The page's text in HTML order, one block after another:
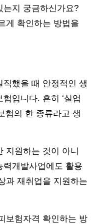
는지 궁금하신가요?
게 확인하는 방법을
했을 때 안정적인 생
입니다. 흔히 ‘실업
험의 한 종류라고 생
지원하는 것이 아니
개발사업에도 활용
과 재취업을 지원하는
보험자격 확인하는 방